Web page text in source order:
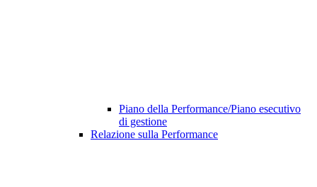
Piano della Performance/Piano esecutivo
di gestione
Relazione sulla Performance